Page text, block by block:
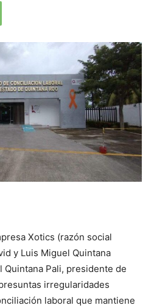
Xotics (razón social
y Luis Miguel Quintana
Pali, presidente de
irregularidades
laboral que mantiene